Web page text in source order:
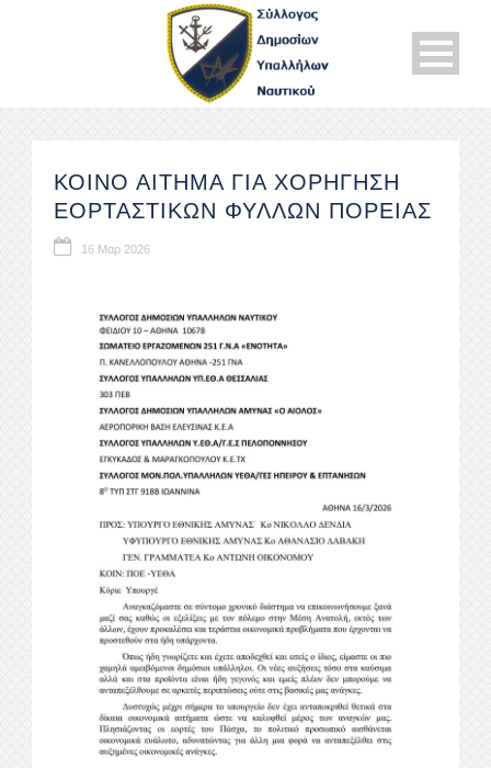
ΚΟΙΝΟ ΑΙΤΗΜΑ ΓΙΑ ΧΟΡΗΓΗΣΗ
ΕΟΡΤΑΣΤΙΚΩΝ ΦΥΛΛΩΝ ΠΟΡΕΙΑΣ
16 Μαρ 2026